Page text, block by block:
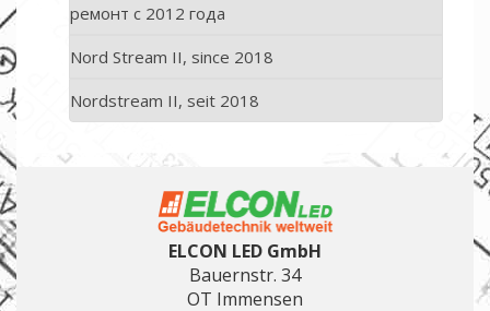
ремонт с 2012 года
Nord Stream II, since 2018
Nordstream II, seit 2018
ELCON LED GmbH
Bauernstr. 34
OT Immensen